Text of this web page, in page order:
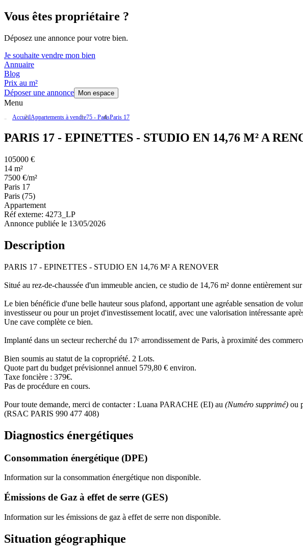
Vous êtes propriétaire ?
Déposez une annonce pour votre bien.
Je souhaite vendre mon bien
Annuaire
Blog
Prix au m²
Déposer une annonce
Mon espace
Menu
AccueilAppartements à vendre75 - ParisParis 17
PARIS 17 - EPINETTES - STUDIO EN 14,76 M² A
105000 €
14 m²
7500 €/m²
Paris 17
Paris (75)
Appartement
Réf externe: 4273_LP
Annonce publiée le 13/05/2026
Description
PARIS 17 - EPINETTES - STUDIO EN 14,76 M² A RENOVER
Situé au rez-de-chaussée d'un immeuble ancien, ce studio de 14,76 m² donne entièrement
Le bien bénéficie d'une belle hauteur sous plafond, apportant une agréable sensation de
investisseur ou pour un projet d'investissement locatif, avec une valorisation intéressante
Une cave complète ce bien.
Implanté dans un secteur recherché du 17ᵉ arrondissement de Paris, à proximité des
Bien soumis au statut de la copropriété. 2 Lots.
Quote part du budget prévisionnel annuel 579,80 € environ.
Taxe foncière : 379€.
Pas de procédure en cours.
Pour toute demande, merci de contacter : Luana PARACHE (EI) au (Numéro supprimé) ou
(RSAC PARIS 990 477 408)
Diagnostics énergétiques
Consommation énergétique (DPE)
Information sur la consommation énergétique non disponible.
Émissions de Gaz à effet de serre (GES)
Information sur les émissions de gaz à effet de serre non disponible.
Situation géographique